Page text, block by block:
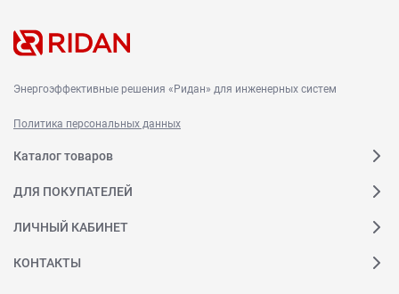
Энергоэффективные решения «Ридан» для инженерных систем
Политика персональных данных
Каталог товаров
ДЛЯ ПОКУПАТЕЛЕЙ
ЛИЧНЫЙ КАБИНЕТ
КОНТАКТЫ